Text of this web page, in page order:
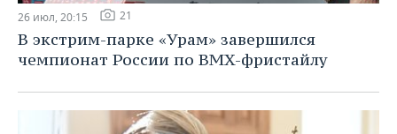
26 июл, 20:15 21
В экстрим-парке «Урам» завершился
чемпионат России по BMX-фристайлу